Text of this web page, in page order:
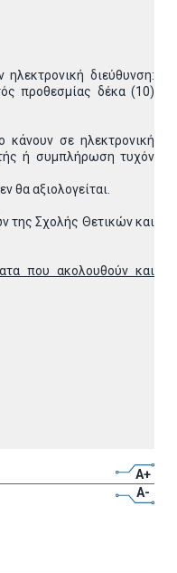
διεύθυνση:
προθεσμίας δέκα (10)
κάνουν σε ηλεκτρονική
ή συμπλήρωση τυχόν
θα αξιολογείται.
της Σχολής Θετικών και
που ακολουθούν και
A+
A-